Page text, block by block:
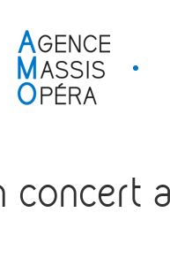
concert